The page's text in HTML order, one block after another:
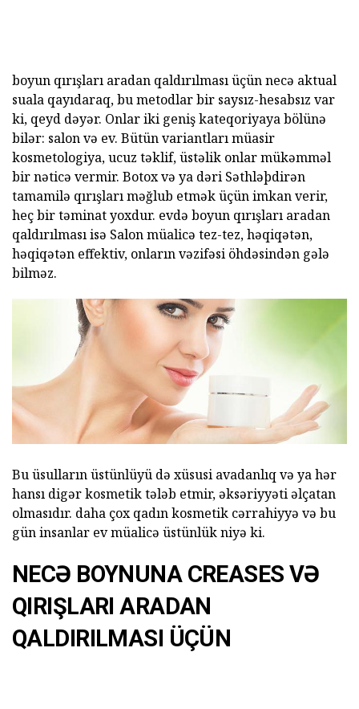
boyun qırışları aradan qaldırılması üçün necə aktual
suala qayıdaraq, bu metodlar bir saysız-hesabsız var
ki, qeyd dəyər. Onlar iki geniş kateqoriyaya bölünə
bilər: salon və ev. Bütün variantları müasir
kosmetologiya, ucuz təklif, üstəlik onlar mükəmməl
bir nəticə vermir. Botox və ya dəri Səthləþdirən
tamamilə qırışları məğlub etmək üçün imkan verir,
heç bir təminat yoxdur. evdə boyun qırışları aradan
qaldırılması isə Salon müalicə tez-tez, həqiqətən,
həqiqətən effektiv, onların vəzifəsi öhdəsindən gələ
bilməz.
Bu üsulların üstünlüyü də xüsusi avadanlıq və ya hər
hansı digər kosmetik tələb etmir, əksəriyyəti əlçatan
olmasıdır. daha çox qadın kosmetik cərrahiyyə və bu
gün insanlar ev müalicə üstünlük niyə ki.
NECƏ BOYNUNA CREASES VƏ
QIRIŞLARI ARADAN
QALDIRILMASI ÜÇÜN